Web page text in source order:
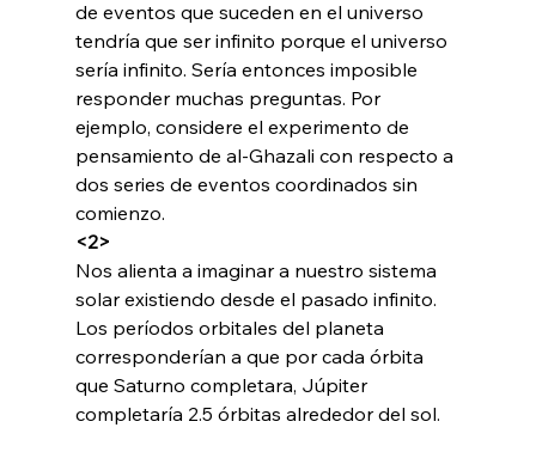
de eventos que suceden en el universo
tendría que ser infinito porque el universo
sería infinito. Sería entonces imposible
responder muchas preguntas. Por
ejemplo, considere el experimento de
pensamiento de al-Ghazali con respecto a
dos series de eventos coordinados sin
comienzo.
<2>
Nos alienta a imaginar a nuestro sistema
solar existiendo desde el pasado infinito.
Los períodos orbitales del planeta
corresponderían a que por cada órbita
que Saturno completara, Júpiter
completaría 2.5 órbitas alrededor del sol.